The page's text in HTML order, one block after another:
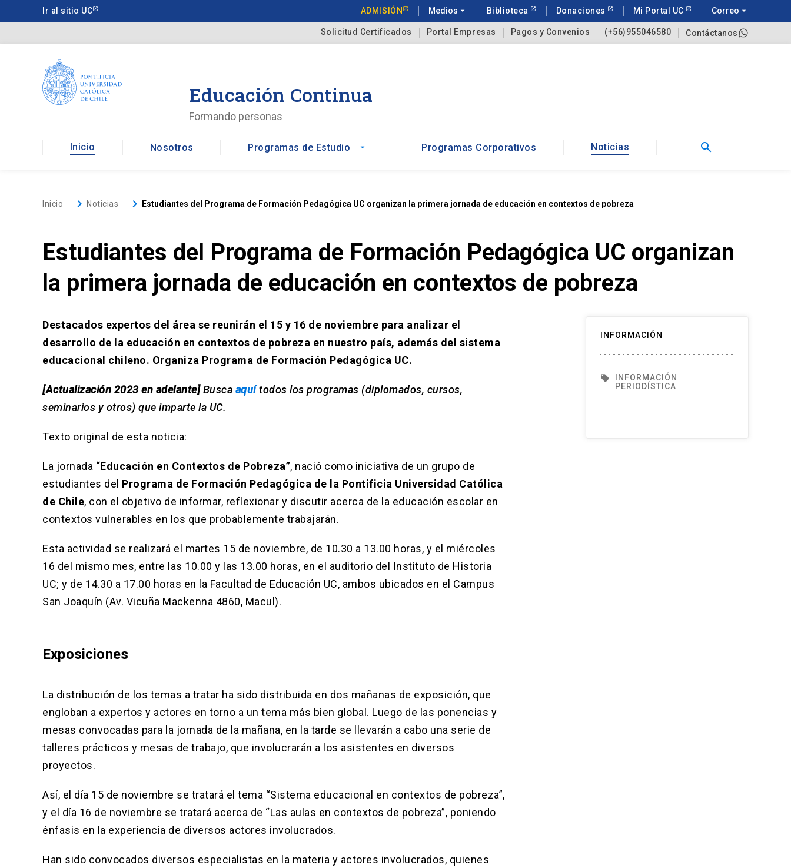
a
Ir al sitio UC ADMISIÓN Medios arrow_drop_down Biblioteca Donaciones Mi Portal UC Correo arrow_drop_down
Solicitud Certificados Portal Empresas Pagos y Convenios (+56)955046580 Contáctanos
Educación Continua
Formando personas
Inicio Nosotros Programas de Estudio arrow_drop_down Programas Corporativos Noticias search
Inicio keyboard_arrow_rightNoticias keyboard_arrow_right Estudiantes del Programa de Formación Pedagógica UC organizan la primera jornada de educación en contextos de pobreza
Estudiantes del Programa de Formación Pedagógica UC organizan
la primera jornada de educación en contextos de pobreza
Destacados expertos del área se reunirán el 15 y 16 de noviembre para analizar el
desarrollo de la educación en contextos de pobreza en nuestro país, además del sistema
educacional chileno. Organiza Programa de Formación Pedagógica UC.
[Actualización 2023 en adelante]Busca aquítodos los programas (diplomados, cursos,
seminarios y otros) que imparte la UC.
Texto original de esta noticia:
La jornada “Educación en Contextos de Pobreza”, nació como iniciativa de un grupo de
estudiantes del Programa de Formación Pedagógica de la Pontificia Universidad Católica
de Chile, con el objetivo de informar, reflexionar y discutir acerca de la educación escolar en
contextos vulnerables en los que probablemente trabajarán.
Esta actividad se realizará el martes 15 de noviembre, de 10.30 a 13.00 horas, y el miércoles
16 del mismo mes, entre las 10.00 y las 13.00 horas, en el auditorio del Instituto de Historia
UC; y de 14.30 a 17.00 horas en la Facultad de Educación UC, ambos ubicados en el Campus
San Joaquín (Av. Vicuña Mackenna 4860, Macul).
Exposiciones
La distribución de los temas a tratar ha sido distribuida en dos mañanas de exposición, que
engloban a expertos y actores en torno a un tema más bien global. Luego de las ponencias y
mesas convocadas para la jornada de la mañana, en la tarde se llevarán a cabo una serie de
talleres prácticos y mesas de trabajo, que involucrarán a los asistentes en diversos
proyectos.
Así, el día 15 de noviembre se tratará el tema “Sistema educacional en contextos de pobreza”,
y el día 16 de noviembre se tratará acerca de “Las aulas en contextos de pobreza”, poniendo
énfasis en la experiencia de diversos actores involucrados.
Han sido convocados diversos especialistas en la materia y actores involucrados, quienes
INFORMACIÓN
local_offer
INFORMACIÓN
PERIODÍSTICA